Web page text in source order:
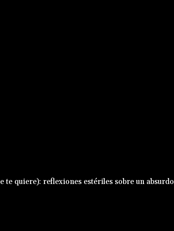
te quiere): reflexiones estériles sobre un absurdo